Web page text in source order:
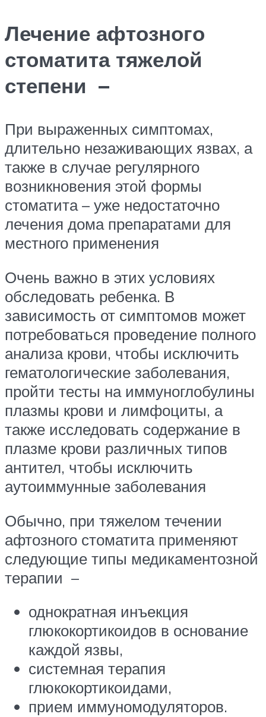
Лечение афтозного
стоматита тяжелой
степени –
При выраженных симптомах,
длительно незаживающих язвах, а
также в случае регулярного
возникновения этой формы
стоматита – уже недостаточно
лечения дома препаратами для
местного применения
Очень важно в этих условиях
обследовать ребенка. В
зависимость от симптомов может
потребоваться проведение полного
анализа крови, чтобы исключить
гематологические заболевания,
пройти тесты на иммуноглобулины
плазмы крови и лимфоциты, а
также исследовать содержание в
плазме крови различных типов
антител, чтобы исключить
аутоиммунные заболевания
Обычно, при тяжелом течении
афтозного стоматита применяют
следующие типы медикаментозной
терапии –
однократная инъекция
глюкокортикоидов в основание
каждой язвы,
системная терапия
глюкокортикоидами,
прием иммуномодуляторов.